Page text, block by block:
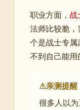
职业方面， 战
法师比较脆
个是战士专
不到自己能用
⚠亲测提醒
很多人以